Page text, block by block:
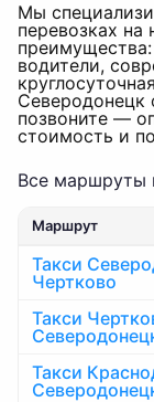
Мы
перевозках
водители,
Северодонецк
позвоните —
стоимость и
Все маршруты
Маршрут
Такси
Чертково
Такси
Такси